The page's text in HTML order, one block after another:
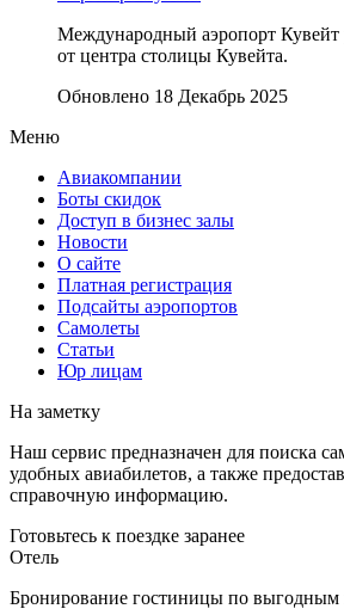
Международный аэропорт Кувейт
от центра столицы Кувейта.
Обновлено 18 Декабрь 2025
Меню
Авиакомпании
Боты скидок
Доступ в бизнес залы
Новости
О сайте
Платная регистрация
Подсайты аэропортов
Самолеты
Статьи
Юр лицам
На заметку
Наш сервис предназначен для поиска
удобных авиабилетов, а также
справочную информацию.
Готовьтесь к поездке заранее
Отель
Бронирование гостиницы по выгодным